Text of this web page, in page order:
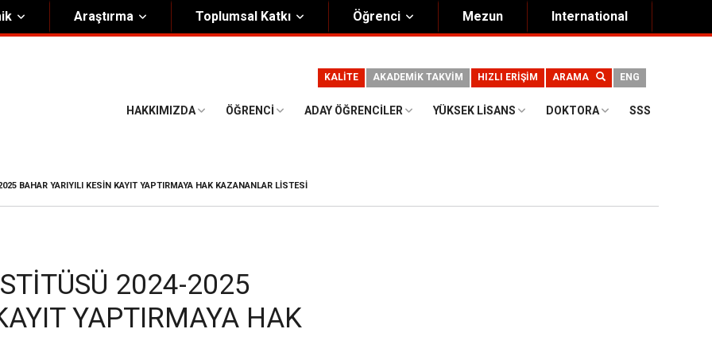
Şeması Eğiticinin Eğitimi Programı
Araştırma Toplumsal Katkı Öğrenci Mezun International
ENG
ARAMA
HIZLI ERİŞİM
AKADEMİK TAKVİM
KALİTE
HAKKIMIZDA ÖĞRENCI ADAY ÖĞRENCILER YÜKSEK LISANS DOKTORA SSS
BAHAR YARIYILI KESIN KAYIT YAPTIRMAYA HAK KAZANANLAR LISTESI
2024-2025
YAPTIRMAYA HAK